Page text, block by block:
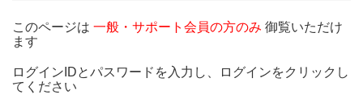
このページは 一般・サポート会員の方のみ 御覧いただけ
ます
ログインIDとパスワードを入力し、ログインをクリックし
てください